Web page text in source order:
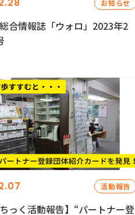
お知らせ
合情報誌「ウォロ」2023年2
活動報告
ちっく活動報告】“パートナー登